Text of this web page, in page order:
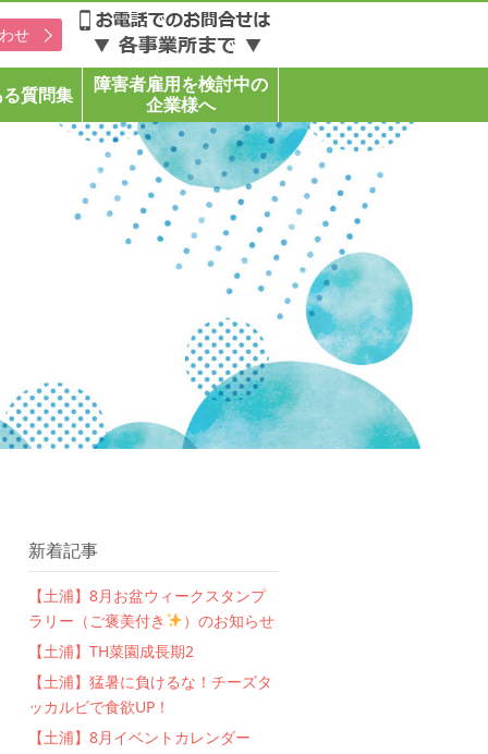
せ
質問集
障害者雇用を検討中の
企業様へ
新着記事
【土浦】8月お盆ウィークスタンプ
ラリー（ご褒美付き
）のお知らせ
【土浦】TH菜園成長期2
【土浦】猛暑に負けるな！チーズタ
ッカルビで食欲UP！
【土浦】8月イベントカレンダー